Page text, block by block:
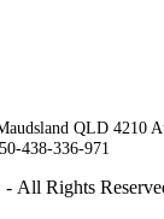
QLD 4210
438-336-971
All Rights